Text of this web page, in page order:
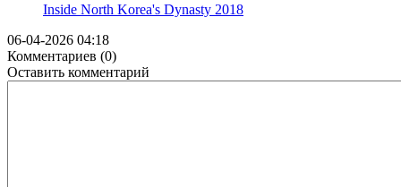
Inside North Korea's Dynasty 2018
06-04-2026 04:18
Комментариев (0)
Оставить комментарий